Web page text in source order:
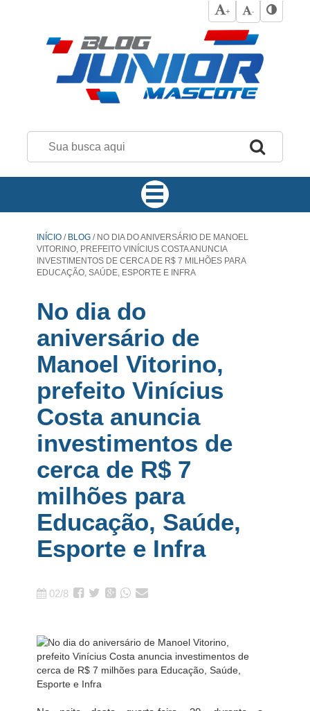
+ -
INÍCIO / BLOG /NO DIA DO ANIVERSÁRIO DE MANOEL
VITORINO, PREFEITO VINÍCIUS COSTA ANUNCIA
INVESTIMENTOS DE CERCA DE R$ 7 MILHÕES PARA
EDUCAÇÃO, SAÚDE, ESPORTE E INFRA
No dia do
aniversário de
Manoel Vitorino,
prefeito Vinícius
Costa anuncia
investimentos de
cerca de R$ 7
milhões para
Educação, Saúde,
Esporte e Infra
02/8